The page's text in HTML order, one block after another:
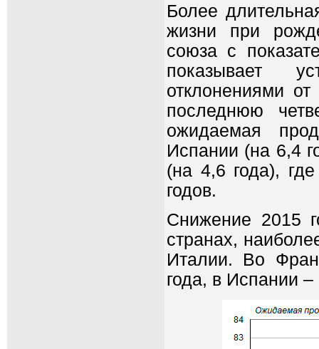
Более
жизни при
союза с
показывает
отклонениями
последнюю
ожидаемая
Испании (на 6,4
(на 4,6 года),
годов.
Снижение 2015
странах,
Италии. Во
года, в Испании –